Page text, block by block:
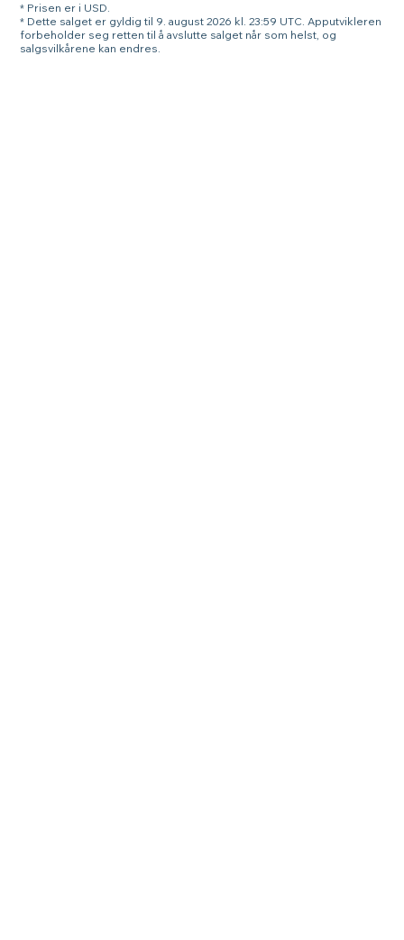
* Prisen er i USD.
* Dette salget er gyldig til 9. august 2026 kl. 23:59 UTC. Apputvikleren
forbeholder seg retten til å avslutte salget når som helst, og
salgsvilkårene kan endres.